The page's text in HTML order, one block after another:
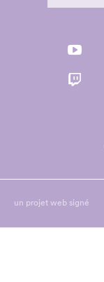
un projet web signé